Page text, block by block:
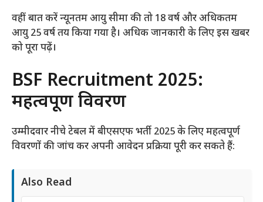
वहीं बात करें न्यूनतम आयु सीमा की तो 18 वर्ष और अधिकतम
आयु 25 वर्ष तय किया गया है। अधिक जानकारी के लिए इस खबर
को पूरा पढ़ें।
BSF Recruitment 2025:
महत्वपूर्ण विवरण
उम्मीदवार नीचे टेबल में बीएसएफ भर्ती 2025 के लिए महत्वपूर्ण
विवरणों की जांच कर अपनी आवेदन प्रक्रिया पूरी कर सकते हैं:
Also Read